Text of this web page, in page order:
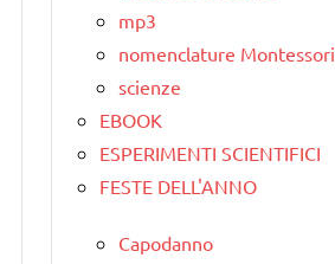
mp3
nomenclature Montessori
scienze
EBOOK
ESPERIMENTI SCIENTIFICI
FESTE DELL'ANNO
Capodanno